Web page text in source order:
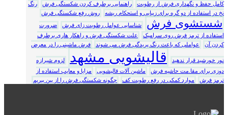
کامل حفظ و نگهداری فرش از رطوبت
راهنمایی برطرف کردن شکستگی فرش
رنگ
نخ در استفاده از دو گره برای زیبایی و استحکام ریشه
روش رفع شکستگی فرش
شستشوی فرش شناسایی عوامل رطوبت زای فرش
ضرورت
استفاده از ترمز فرش روی سرامیک
علت شکستگی فرش و راهکار هاری برطرف
کردن آن
عواملی که باعث رنگ پریدگی فرش می شوند فرش ماشینی را در معرض
نور خورشید قرار ندهید قالیشویی مشهد
لزوم شیرازه
دوزی برای مقا.مت حاشیه فرش
ماشین آلات قالیشویی
مزایا و معایب استفاده از
ترمز فرش
موارد کمکی در رفع رطوبت کف چگونه شکستگی فرش را از بین ببریم